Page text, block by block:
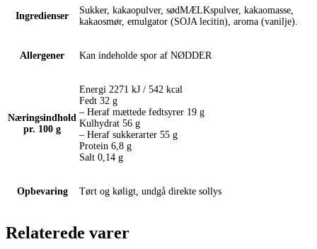
Ingredienser
Sukker, kakaopulver, sødMÆLKspulver, kakaomasse,
kakaosmør, emulgator (SOJA lecitin), aroma (vanilje).
Allergener Kan indeholde spor af NØDDER
Næringsindhold
pr. 100 g
Energi 2271 kJ / 542 kcal
Fedt 32 g
– Heraf mættede fedtsyrer 19 g
Kulhydrat 56 g
– Heraf sukkerarter 55 g
Protein 6,8 g
Salt 0,14 g
Opbevaring Tørt og køligt, undgå direkte sollys
Relaterede varer